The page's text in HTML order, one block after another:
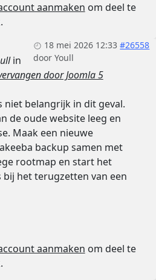
aanmaken om deel te
18 mei 2026 12:33 #26558
doorYoull
in
door Joomla 5
niet belangrijk in dit geval.
de oude website leeg en
Maak een nieuwe
backup samen met
rootmap en start het
bij het terugzetten van een
aanmaken om deel te